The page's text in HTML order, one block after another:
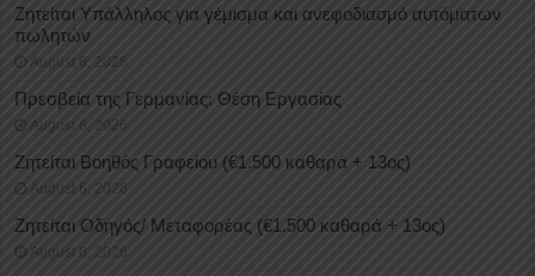
Ζητείται Υπάλληλος για γέμισμα και ανεφοδιασμό αυτόματων
πωλητών
August 6, 2026
Πρεσβεία της Γερμανίας: Θέση Εργασίας
August 6, 2026
Ζητείται Βοηθός Γραφείου (€1.500 καθαρά + 13ος)
August 6, 2026
Ζητείται Οδηγός/ Μεταφορέας (€1.500 καθαρά + 13ος)
August 6, 2026